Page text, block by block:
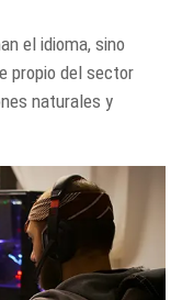
el idioma, sino
propio del sector
naturales y